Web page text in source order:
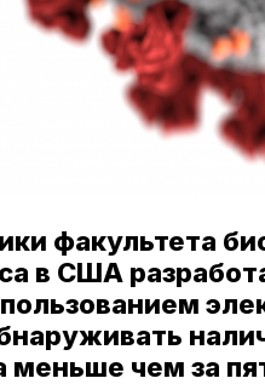
факультета
в США
меньше чем за